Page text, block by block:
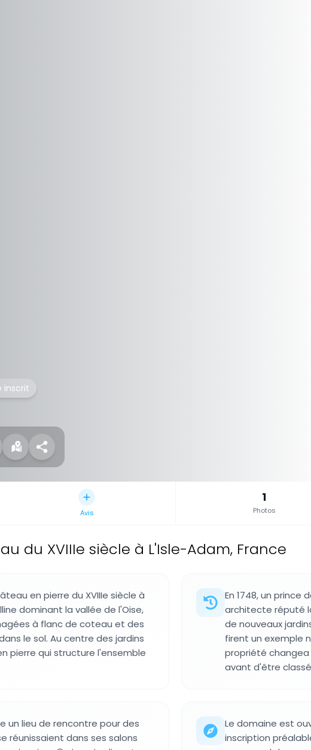
inscrit
Avis
1
Photos
du XVIIIe siècle à L'Isle-Adam, France
en pierre du XVIIIe siècle à
dominant la vallée de l'Oise,
à flanc de coteau et des
le sol. Au centre des jardins
pierre qui structure l'ensemble
En 1748, un
architecte réputé
de nouveaux
firent un exemple
propriété changea
avant d'être
un lieu de rencontre pour des
réunissaient dans ses salons
Le domaine est
inscription